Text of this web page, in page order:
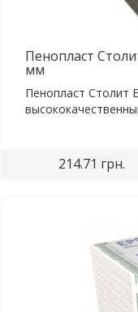
Пенопласт
мм
Пенопласт Столит
214.71 грн.